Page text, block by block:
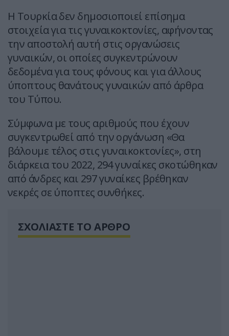
Η Τουρκία δεν δημοσιοποιεί επίσημα
στοιχεία για τις γυναικοκτονίες, αφήνοντας
την αποστολή αυτή στις οργανώσεις
γυναικών, οι οποίες συγκεντρώνουν
δεδομένα για τους φόνους και για άλλους
ύποπτους θανάτους γυναικών από άρθρα
του Τύπου.
Σύμφωνα με τους αριθμούς που έχουν
συγκεντρωθεί από την οργάνωση «Θα
βάλουμε τέλος στις γυναικοκτονίες», στη
διάρκεια του 2022, 294 γυναίκες σκοτώθηκαν
από άνδρες και 297 γυναίκες βρέθηκαν
νεκρές σε ύποπτες συνθήκες.
ΣΧΟΛΙΑΣΤΕ ΤΟ ΑΡΘΡΟ